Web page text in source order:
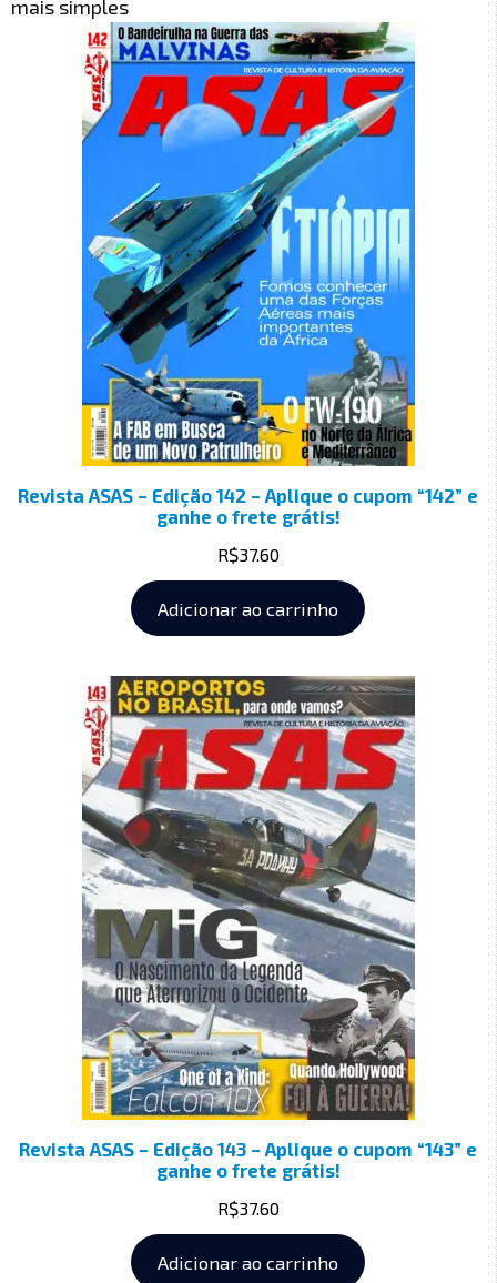
mais simples
Revista ASAS – Edição 142 – Aplique o cupom “142” e
ganhe o frete grátis!
R$37.60
Adicionar ao carrinho
Revista ASAS – Edição 143 – Aplique o cupom “143” e
ganhe o frete grátis!
R$37.60
Adicionar ao carrinho